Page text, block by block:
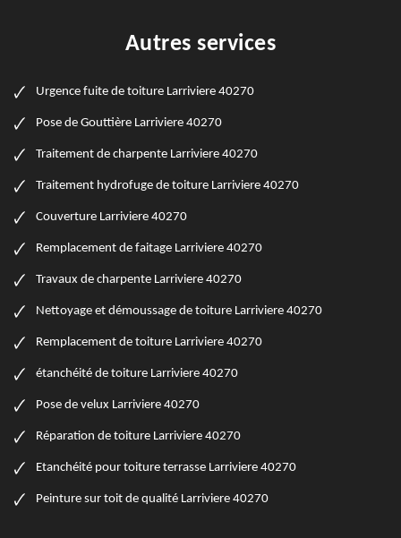
Autres services
Urgence fuite de toiture Larriviere 40270
Pose de Gouttière Larriviere 40270
Traitement de charpente Larriviere 40270
Traitement hydrofuge de toiture Larriviere 40270
Couverture Larriviere 40270
Remplacement de faitage Larriviere 40270
Travaux de charpente Larriviere 40270
Nettoyage et démoussage de toiture Larriviere 40270
Remplacement de toiture Larriviere 40270
étanchéité de toiture Larriviere 40270
Pose de velux Larriviere 40270
Réparation de toiture Larriviere 40270
Etanchéité pour toiture terrasse Larriviere 40270
Peinture sur toit de qualité Larriviere 40270